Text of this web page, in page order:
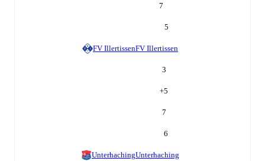
7
5
FV IllertissenFV Illertissen
3
+5
7
6
UnterhachingUnterhaching